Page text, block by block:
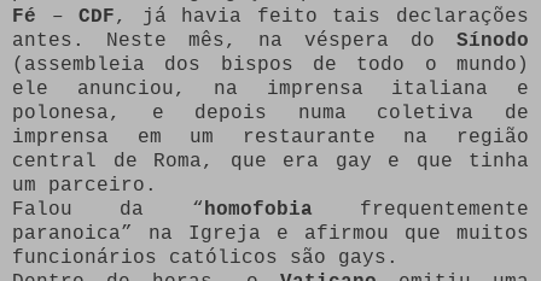
Fé –CDF, já havia feito tais declarações
antes. Neste mês, na véspera do Sínodo
(assembleia dos bispos de todo o mundo)
ele anunciou, na imprensa italiana e
polonesa, e depois numa coletiva de
imprensa em um restaurante na região
central de Roma, que era gay e que tinha
um parceiro.
Falou da “homofobia frequentemente
paranoica” na Igreja e afirmou que muitos
funcionários católicos são gays.